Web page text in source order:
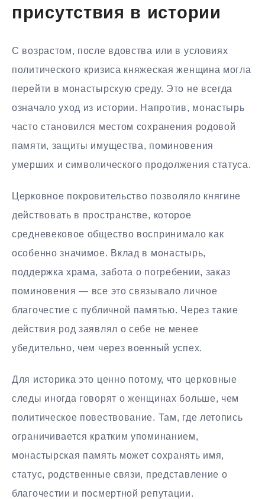
присутствия в истории
С возрастом, после вдовства или в условиях
политического кризиса княжеская женщина могла
перейти в монастырскую среду. Это не всегда
означало уход из истории. Напротив, монастырь
часто становился местом сохранения родовой
памяти, защиты имущества, поминовения
умерших и символического продолжения статуса.
Церковное покровительство позволяло княгине
действовать в пространстве, которое
средневековое общество воспринимало как
особенно значимое. Вклад в монастырь,
поддержка храма, забота о погребении, заказ
поминовения — все это связывало личное
благочестие с публичной памятью. Через такие
действия род заявлял о себе не менее
убедительно, чем через военный успех.
Для историка это ценно потому, что церковные
следы иногда говорят о женщинах больше, чем
политическое повествование. Там, где летопись
ограничивается кратким упоминанием,
монастырская память может сохранять имя,
статус, родственные связи, представление о
благочестии и посмертной репутации.